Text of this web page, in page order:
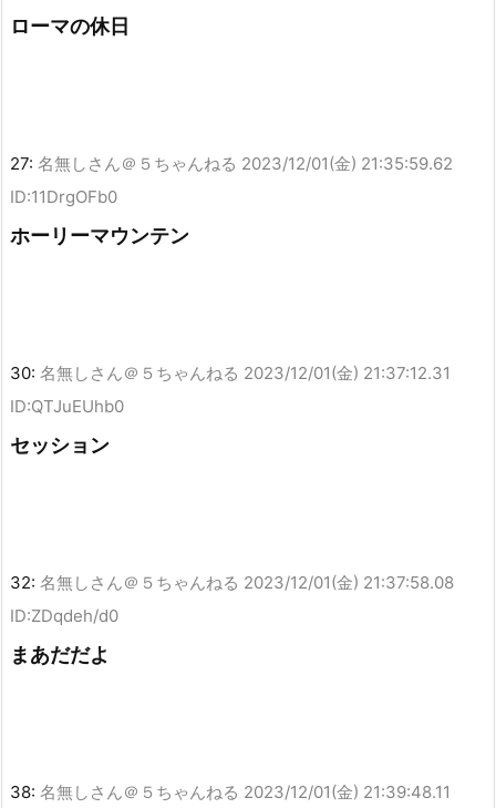
ローマの休日
27: 名無しさん＠５ちゃんねる 2023/12/01(金) 21:35:59.62
ID:11DrgOFb0
ホーリーマウンテン
30: 名無しさん＠５ちゃんねる 2023/12/01(金) 21:37:12.31
ID:QTJuEUhb0
セッション
32: 名無しさん＠５ちゃんねる 2023/12/01(金) 21:37:58.08
ID:ZDqdeh/d0
まあだだよ
38: 名無しさん＠５ちゃんねる 2023/12/01(金) 21:39:48.11